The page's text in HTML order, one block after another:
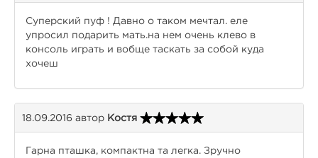
Суперский пуф ! Давно о таком мечтал. еле
упросил подарить мать.на нем очень клево в
консоль играть и вобще таскать за собой куда
хочеш
18.09.2016 автор Костя
Гарна пташка, компактна та легка. Зручно